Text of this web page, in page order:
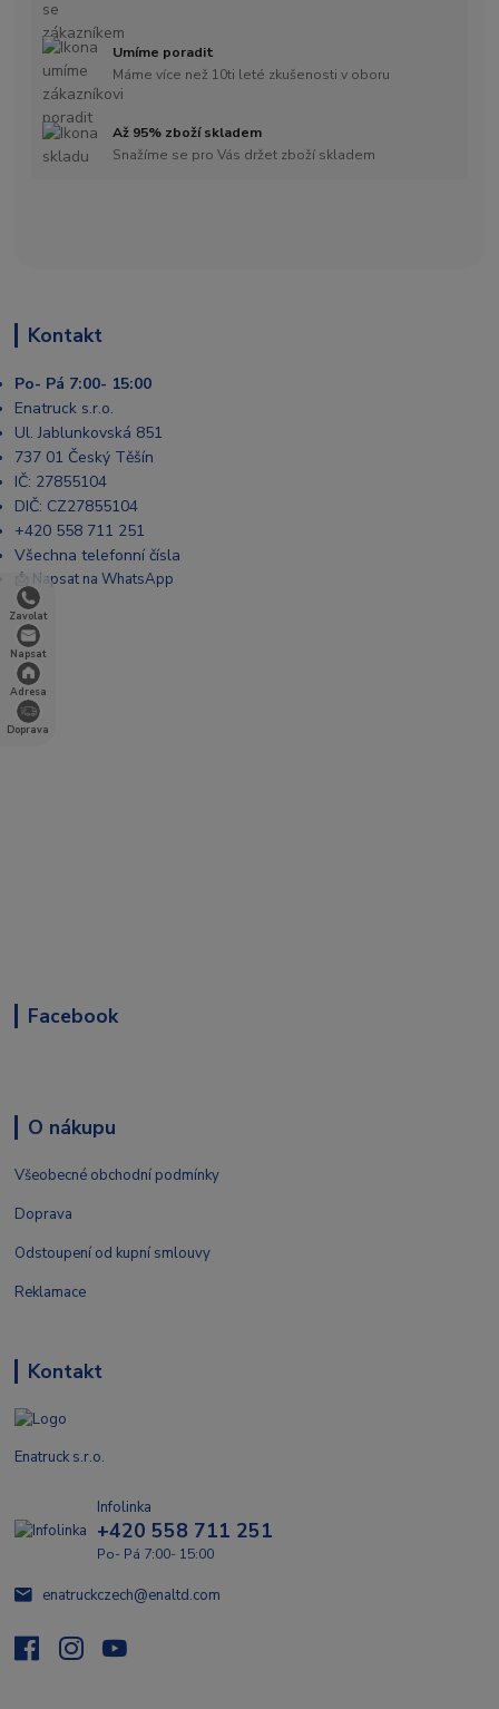
Zavolat
Napsat
Adresa
Doprava
Umíme poradit
Máme více než 10ti leté zkušenosti v oboru
Až 95% zboží skladem
Snažíme se pro Vás držet zboží skladem
Kontakt
Po- Pá 7:00- 15:00
Enatruck s.r.o.
Ul. Jablunkovská 851
737 01 Český Těšín
IČ: 27855104
DIČ: CZ27855104
+420 558 711 251
Všechna telefonní čísla
📩 Napsat na WhatsApp
Facebook
O nákupu
Všeobecné obchodní podmínky
Doprava
Odstoupení od kupní smlouvy
Reklamace
Kontakt
Enatruck s.r.o.
Infolinka
+420 558 711 251
Po- Pá 7:00- 15:00
enatruckczech@enaltd.com